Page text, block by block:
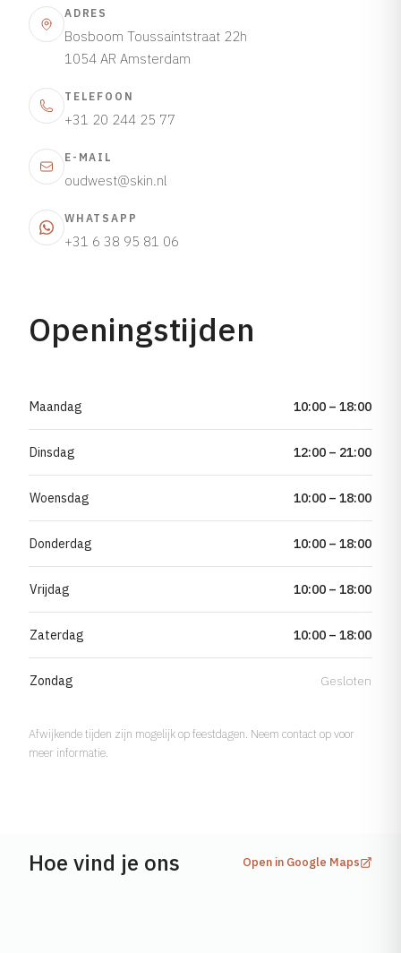
ADRES
Bosboom Toussaintstraat 22h
1054 AR Amsterdam
TELEFOON
+31 20 244 25 77
E-MAIL
oudwest@skin.nl
WHATSAPP
+31 6 38 95 81 06
Openingstijden
Maandag 10:00 – 18:00
Dinsdag 12:00 – 21:00
Woensdag 10:00 – 18:00
Donderdag 10:00 – 18:00
Vrijdag 10:00 – 18:00
Zaterdag 10:00 – 18:00
Zondag Gesloten
Afwijkende tijden zijn mogelijk op feestdagen. Neem contact op voor
meer informatie.
Hoe vind je ons Open in Google Maps